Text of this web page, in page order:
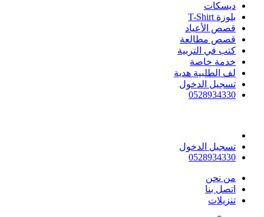
ديسكات
بلوزة T-Shirt
قصص الأعياد
قصص مطالعة
كتب في التربية
خدمة خاصة
لف الطلبية هدية
تسجيل الدخول
0528934330
تسجيل الدخول
0528934330
ﻣﻦ ﻧﺤﻦ
اتصل بنا
تنزيلات